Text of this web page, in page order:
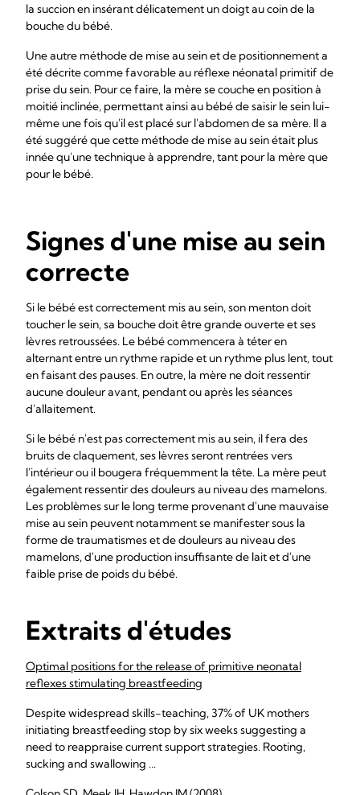
la succion en insérant délicatement un doigt au coin de la
bouche du bébé.
Une autre méthode de mise au sein et de positionnement a
été décrite comme favorable au réflexe néonatal primitif de
prise du sein. Pour ce faire, la mère se couche en position à
moitié inclinée, permettant ainsi au bébé de saisir le sein lui-
même une fois qu'il est placé sur l'abdomen de sa mère. Il a
été suggéré que cette méthode de mise au sein était plus
innée qu'une technique à apprendre, tant pour la mère que
pour le bébé.
Signes d'une mise au sein
correcte
Si le bébé est correctement mis au sein, son menton doit
toucher le sein, sa bouche doit être grande ouverte et ses
lèvres retroussées. Le bébé commencera à téter en
alternant entre un rythme rapide et un rythme plus lent, tout
en faisant des pauses. En outre, la mère ne doit ressentir
aucune douleur avant, pendant ou après les séances
d'allaitement.
Si le bébé n'est pas correctement mis au sein, il fera des
bruits de claquement, ses lèvres seront rentrées vers
l'intérieur ou il bougera fréquemment la tête. La mère peut
également ressentir des douleurs au niveau des mamelons.
Les problèmes sur le long terme provenant d'une mauvaise
mise au sein peuvent notamment se manifester sous la
forme de traumatismes et de douleurs au niveau des
mamelons, d'une production insuffisante de lait et d'une
faible prise de poids du bébé.
Extraits d'études
Optimal positions for the release of primitive neonatal
reflexes stimulating breastfeeding
Despite widespread skills-teaching, 37% of UK mothers
initiating breastfeeding stop by six weeks suggesting a
need to reappraise current support strategies. Rooting,
sucking and swallowing ...